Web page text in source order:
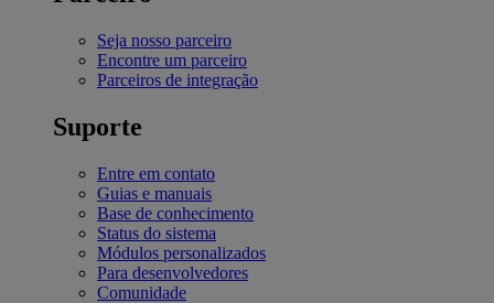
Seja nosso parceiro
Encontre um parceiro
Parceiros de integração
Suporte
Entre em contato
Guias e manuais
Base de conhecimento
Status do sistema
Módulos personalizados
Para desenvolvedores
Comunidade